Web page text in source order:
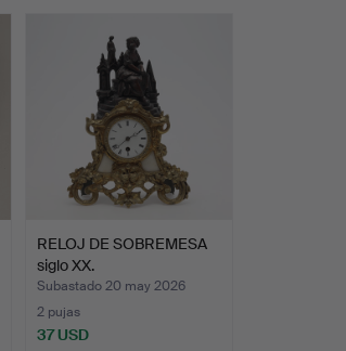
RELOJ DE SOBREMESA
siglo XX.
Subastado 20 may 2026
2 pujas
37 USD